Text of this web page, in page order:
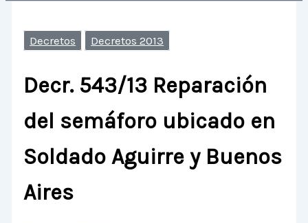
Decretos Decretos 2013
Decr. 543/13 Reparación
del semáforo ubicado en
Soldado Aguirre y Buenos
Aires